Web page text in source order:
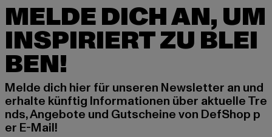
MELDE DICH AN, UM
INSPIRIERT ZU BLEI
BEN!
Melde dich hier für unseren Newsletter an und
erhalte künftig Informationen über aktuelle Tre
nds, Angebote und Gutscheine von DefShop p
er E-Mail!